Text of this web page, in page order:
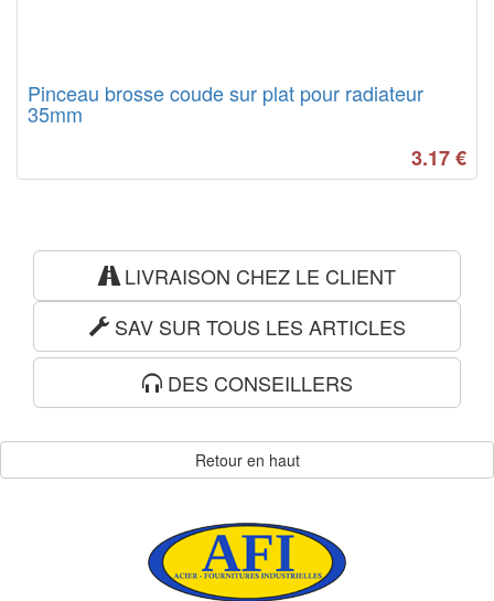
Pinceau brosse coude sur plat pour radiateur
35mm
3.17€
LIVRAISON CHEZ LE CLIENT
SAV SUR TOUS LES ARTICLES
DES CONSEILLERS
Retour en haut